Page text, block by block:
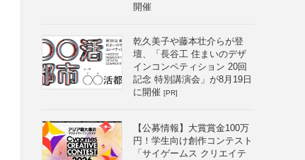
開催
乾久美子や藤本壮介らが登
壇、「長谷工 住まいのデザ
インコンペティション 20回
記念 特別講演会」が8月19日
に開催 [PR]
【公募情報】大賞賞金100万
円！学生向け創作コンテスト
「サイゲームス クリエイテ